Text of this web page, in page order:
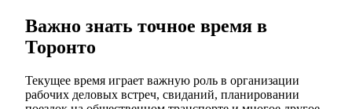
Важно знать точное время в
Торонто
Текущее время играет важную роль в организации
рабочих деловых встреч, свиданий, планировании